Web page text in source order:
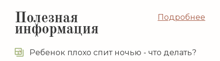
Подробнее
Полезная
информация
Ребенок плохо спит ночью - что делать?